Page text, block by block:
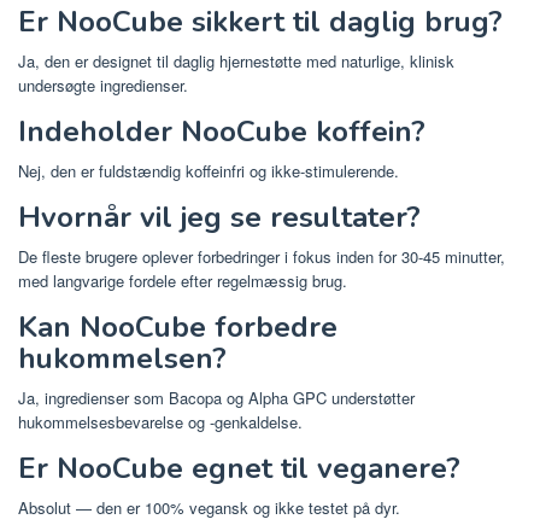
Er NooCube sikkert til daglig brug?
Ja, den er designet til daglig hjernestøtte med naturlige, klinisk
undersøgte ingredienser.
Indeholder NooCube koffein?
Nej, den er fuldstændig koffeinfri og ikke-stimulerende.
Hvornår vil jeg se resultater?
De fleste brugere oplever forbedringer i fokus inden for 30-45 minutter,
med langvarige fordele efter regelmæssig brug.
Kan NooCube forbedre
hukommelsen?
Ja, ingredienser som Bacopa og Alpha GPC understøtter
hukommelsesbevarelse og -genkaldelse.
Er NooCube egnet til veganere?
Absolut — den er 100% vegansk og ikke testet på dyr.